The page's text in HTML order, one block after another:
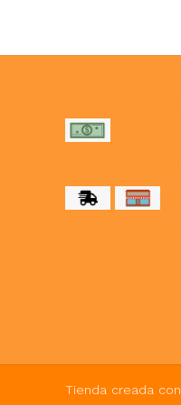
Tienda creada con